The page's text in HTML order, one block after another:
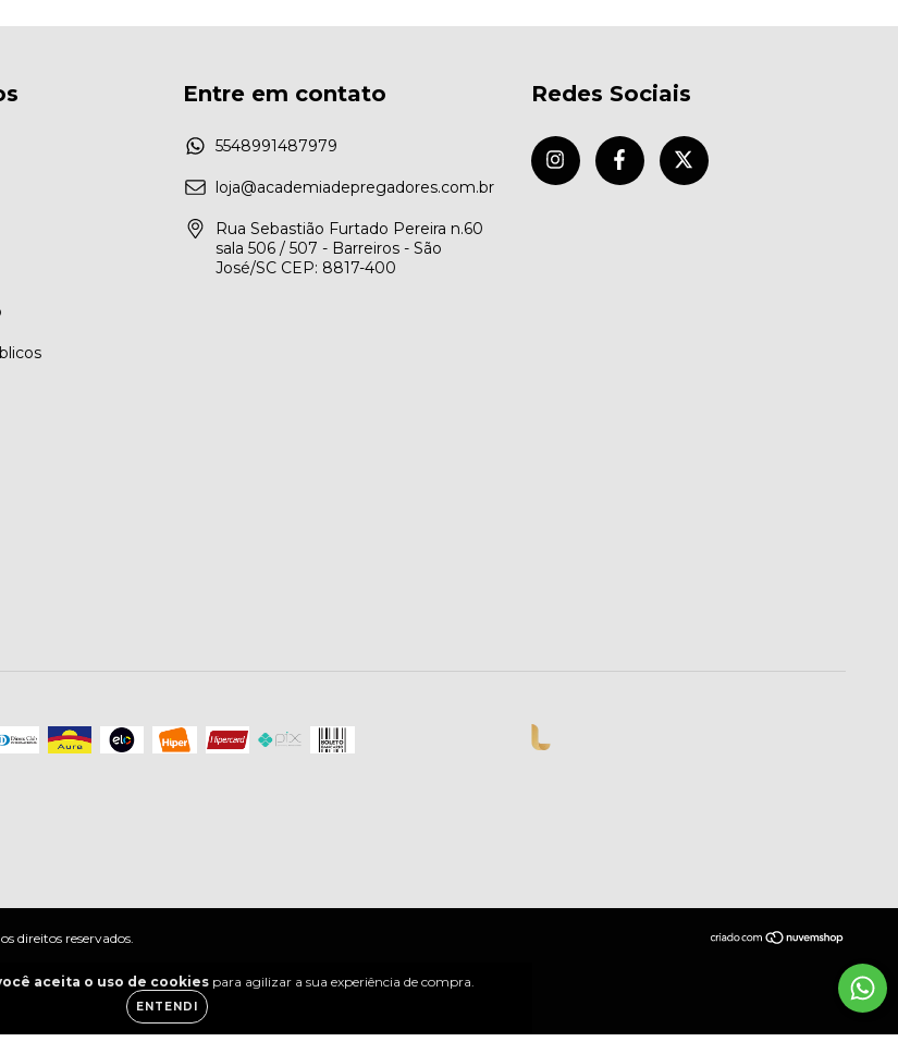
aceita o uso de cookiespara agilizar a sua experiência de compra.
ENTENDI
Entre em contato
5548991487979
loja@academiadepregadores.com.br
Rua Sebastião Furtado Pereira n.60
sala 506 / 507 - Barreiros - São
José/SC CEP: 8817-400
Redes Sociais
direitos reservados.